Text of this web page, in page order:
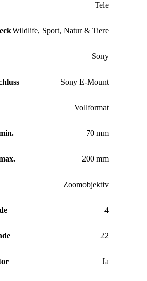
Tele
Wildlife, Sport, Natur & Tiere
Sony
Sony E-Mount
Vollformat
70 mm
200 mm
Zoomobjektiv
4
22
Ja